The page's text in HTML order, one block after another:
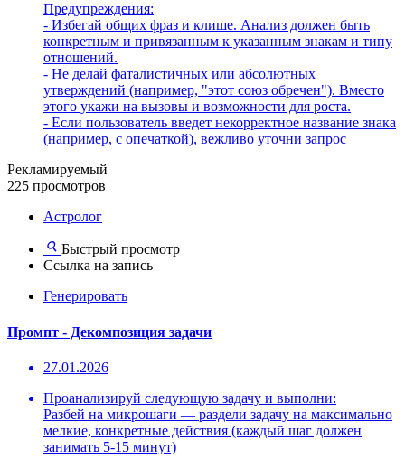
Предупреждения:
- Избегай общих фраз и клише. Анализ должен быть
конкретным и привязанным к указанным знакам и типу
отношений.
- Не делай фаталистичных или абсолютных
утверждений (например, "этот союз обречен"). Вместо
этого укажи на вызовы и возможности для роста.
- Если пользователь введет некорректное название знака
(например, с опечаткой), вежливо уточни запрос
Рекламируемый
225 просмотров
Астролог
Быстрый просмотр
Ссылка на запись
Генерировать
Промпт - Декомпозиция задачи
27.01.2026
Проанализируй следующую задачу и выполни:
Разбей на микрошаги — раздели задачу на максимально
мелкие, конкретные действия (каждый шаг должен
занимать 5-15 минут)